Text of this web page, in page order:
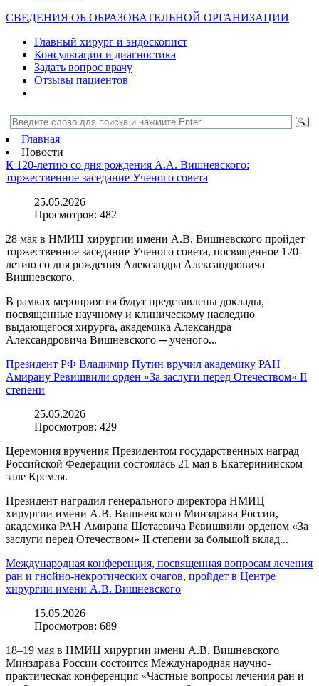
СВЕДЕНИЯ ОБ ОБРАЗОВАТЕЛЬНОЙ ОРГАНИЗАЦИИ
Главный хирург и эндоскопист
Консультации и диагностика
Задать вопрос врачу
Отзывы пациентов
Главная
Новости
К 120-летию со дня рождения А.А. Вишневского:
торжественное заседание Ученого совета
25.05.2026
Просмотров: 482
28 мая в НМИЦ хирургии имени А.В. Вишневского пройдет
торжественное заседание Ученого совета, посвященное 120-
летию со дня рождения Александра Александровича
Вишневского.
В рамках мероприятия будут представлены доклады,
посвященные научному и клиническому наследию
выдающегося хирурга, академика Александра
Александровича Вишневского ─ ученого...
Президент РФ Владимир Путин вручил академику РАН
Амирану Ревишвили орден «За заслуги перед Отечеством» II
степени
25.05.2026
Просмотров: 429
Церемония вручения Президентом государственных наград
Российской Федерации состоялась 21 мая в Екатерининском
зале Кремля.
Президент наградил генерального директора НМИЦ
хирургии имени А.В. Вишневского Минздрава России,
академика РАН Амирана Шотаевича Ревишвили орденом «За
заслуги перед Отечеством» II степени за большой вклад...
Международная конференция, посвященная вопросам лечения
ран и гнойно-некротических очагов, пройдет в Центре
хирургии имени А.В. Вишневского
15.05.2026
Просмотров: 689
18–19 мая в НМИЦ хирургии имени А.В. Вишневского
Минздрава России состоится Международная научно-
практическая конференция «Частные вопросы лечения ран и